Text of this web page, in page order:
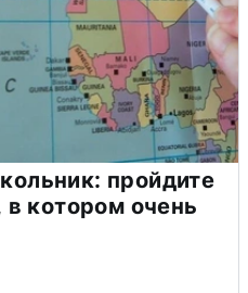
пройдите
в котором очень